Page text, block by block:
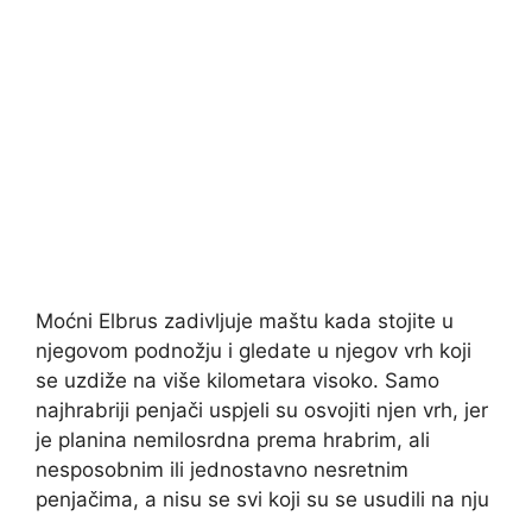
Moćni Elbrus zadivljuje maštu kada stojite u
njegovom podnožju i gledate u njegov vrh koji
se uzdiže na više kilometara visoko. Samo
najhrabriji penjači uspjeli su osvojiti njen vrh, jer
je planina nemilosrdna prema hrabrim, ali
nesposobnim ili jednostavno nesretnim
penjačima, a nisu se svi koji su se usudili na nju